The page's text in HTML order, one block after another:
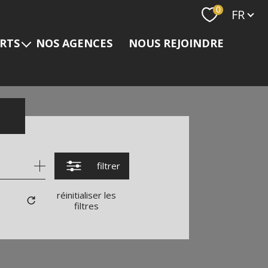
0 Langue
FR
NOS AGENCES NOUS REJOINDRE
filtrer
réinitialiser les
filtres